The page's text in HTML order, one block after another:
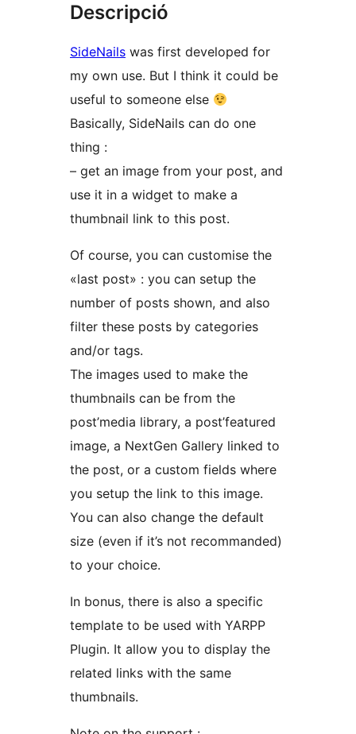
Descripció
SideNails was first developed for
my own use. But I think it could be
useful to someone else
Basically, SideNails can do one
thing :
– get an image from your post, and
use it in a widget to make a
thumbnail link to this post.
Of course, you can customise the
«last post» : you can setup the
number of posts shown, and also
filter these posts by categories
and/or tags.
The images used to make the
thumbnails can be from the
post’media library, a post’featured
image, a NextGen Gallery linked to
the post, or a custom fields where
you setup the link to this image.
You can also change the default
size (even if it’s not recommanded)
to your choice.
In bonus, there is also a specific
template to be used with YARPP
Plugin. It allow you to display the
related links with the same
thumbnails.